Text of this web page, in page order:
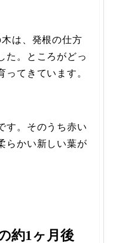
は、発根の仕方
た。ところがどっ
ってきています。
す。そのうち赤い
らかい新しい葉が
約1ヶ月後